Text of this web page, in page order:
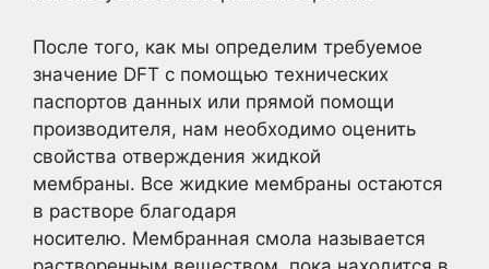
После того, как мы определим требуемое
значение DFT с помощью технических
паспортов данных или прямой помощи
производителя, нам необходимо оценить
свойства отверждения жидкой
мембраны. Все жидкие мембраны остаются
в растворе благодаря
носителю. Мембранная смола называется